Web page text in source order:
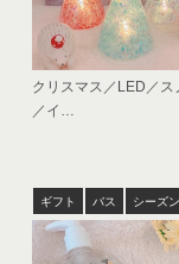
クリスマス／LED／ス
／イ…
ギフト バス シーズ